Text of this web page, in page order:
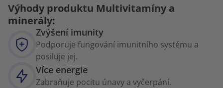
Výhody produktu Multivitamíny a
minerály:
Zvýšení imunity
Podporuje fungování imunitního systému a
posiluje jej.
Více energie
Zabraňuje pocitu únavy a vyčerpání.